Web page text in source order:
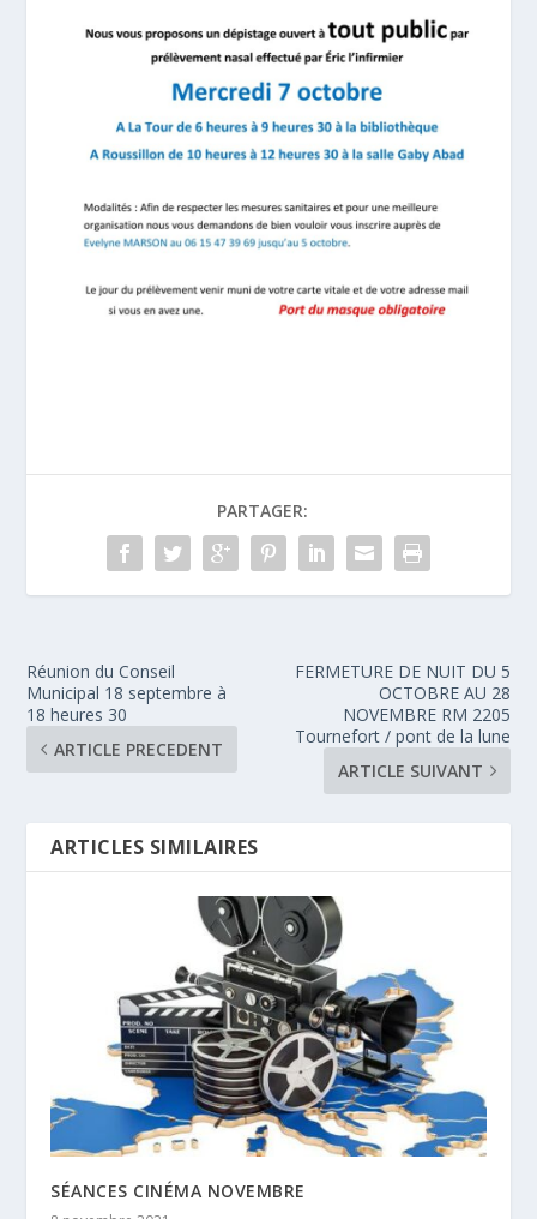
PARTAGER:
Réunion du Conseil
Municipal 18 septembre à
18 heures 30
ARTICLE PRECEDENT
FERMETURE DE NUIT DU 5
OCTOBRE AU 28
NOVEMBRE RM 2205
Tournefort / pont de la lune
ARTICLE SUIVANT
ARTICLES SIMILAIRES
SÉANCES CINÉMA NOVEMBRE